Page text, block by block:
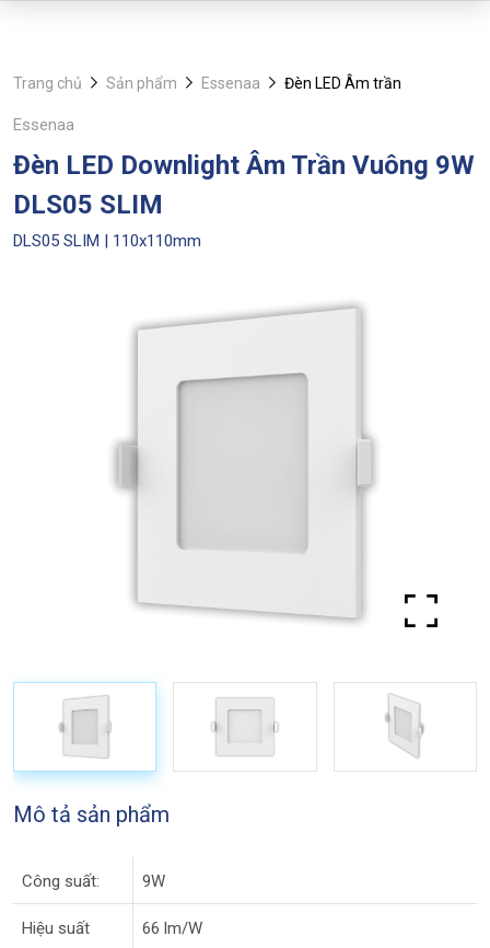
Trang chủ Sản phẩm Essenaa Đèn LED Âm trần
Essenaa
Đèn LED Downlight Âm Trần Vuông 9W
DLS05 SLIM
DLS05 SLIM | 110x110mm
Mô tả sản phẩm
Công suất: 9W
Hiệu suất
66 lm/W